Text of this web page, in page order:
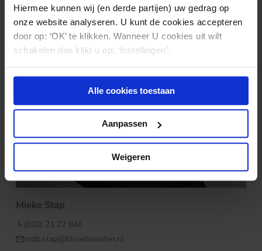
Hiermee kunnen wij (en derde partijen) uw gedrag op
onze website analyseren. U kunt de cookies accepteren
door op: ‘OK’ te klikken. Wanneer U cookies uit wilt
schakelen dan klikt u op: ‘Instellingen’.
Alle cookies toestaan
Aanpassen
Weigeren
Mieke Stap
(030) 21 22 846
mdb.stap@kbsadvocaten.nl